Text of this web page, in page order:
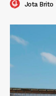
Jota Brito